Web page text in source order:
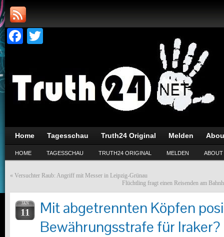
Facebook
Home Tagesschau Truth24 Original Melden
HOME TAGESSCHAU TRUTH24 ORIGINAL MELDEN ABOUT
« Versuchter Raub: Angriff mit Messer in Leipzig-Grünau
Flüchtling fragt einen Reisenden am
JAN
11
Mit abgetrennten Köpfen
Bewährungsstrafe für Iraker?